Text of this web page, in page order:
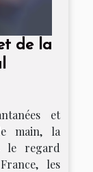
de la
et
main, la
le regard
les